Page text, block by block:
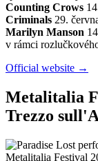
Counting Crows
Criminals 29.
Marilyn Manson
v rámci
Official website →
Metalitalia
Trezzo